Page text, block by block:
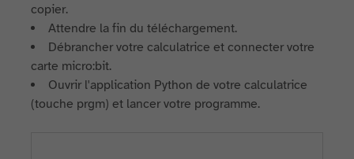
copier.
Attendre la fin du téléchargement.
Débrancher votre calculatrice et connecter votre
carte micro:bit.
Ouvrir l'application Python de votre calculatrice
(touche prgm) et lancer votre programme.